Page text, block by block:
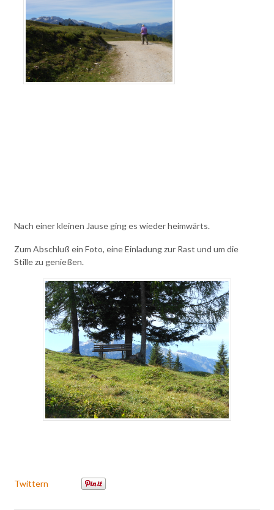
Nach einer kleinen Jause ging es wieder heimwärts.
Zum Abschluß ein Foto, eine Einladung zur Rast und um die
Stille zu genießen.
Twittern